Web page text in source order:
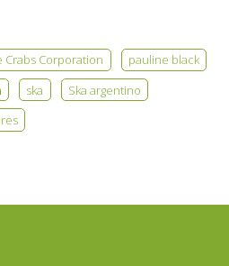
Crabs Corporation
pauline black
ska
Ska argentino